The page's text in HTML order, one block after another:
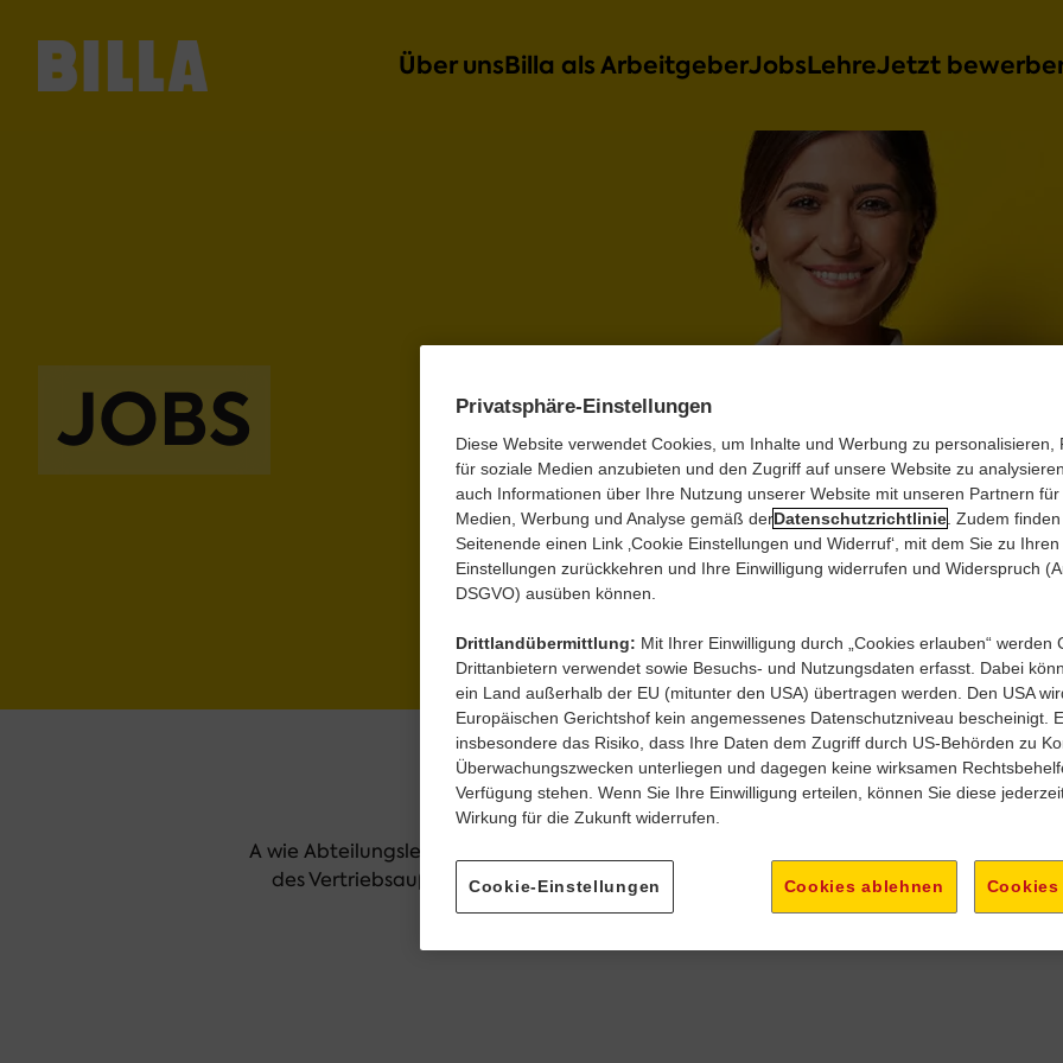
Über unsBilla als ArbeitgeberJobsLehreJetzt
Firmengeschichte
Unternehmensbereiche
Standorte
News
Termine
Kontakt
Billa als Arbeitgeber
Aus- und Weiterbildung
Beruf und Familie
Gesundheit
Arbeitszeitmodelle
Lehre
Jobs in der Zentrale
Jobs im Vertriebsaußendienst
Bewerbungsprozess
Goodies für Lehrlinge
Lehre mit Matura
Unsere Lehrberufe
Zukunftstalente
Kaufleute
Jetzt bewerben
Jobsuche starten
Deine Bewerbung
JOBS
Jobs für jeden Geschmack!
A wie Abteilungsleitung Theke bis Z wie Zuteilungsmanager:in. Egal ob du eine
des Vertriebsaußendienstes oder eines Marktteams werden willst - wir bei BILLA
Jobangebote.
Privatsphäre-Einstellungen
Diese Website verwendet Cookies, um Inhalte und Werbung zu personalisieren,
für soziale Medien anzubieten und den Zugriff auf unsere Website zu
auch Informationen über Ihre Nutzung unserer Website mit unseren Partnern für
Medien, Werbung und Analyse gemäß derDatenschutzrichtlinie . Zudem
Seitenende einen Link ‚Cookie Einstellungen und Widerruf‘, mit dem Sie zu
Einstellungen zurückkehren und Ihre Einwilligung widerrufen und Widerspruch
DSGVO) ausüben können.
Drittlandübermittlung: Mit Ihrer Einwilligung durch „Cookies erlauben“ werden
Drittanbietern verwendet sowie Besuchs- und Nutzungsdaten erfasst. Dabei
ein Land außerhalb der EU (mitunter den USA) übertragen werden. Den USA
Europäischen Gerichtshof kein angemessenes Datenschutzniveau bescheinigt.
insbesondere das Risiko, dass Ihre Daten dem Zugriff durch US-Behörden zu
Überwachungszwecken unterliegen und dagegen keine wirksamen
Verfügung stehen. Wenn Sie Ihre Einwilligung erteilen, können Sie diese
Wirkung für die Zukunft widerrufen.
Cookie-Einstellungen Cookies ablehnen Cookies